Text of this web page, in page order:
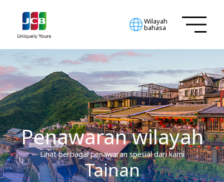
Wilayah
bahasa
Penawaran wilayah
Lihat berbagai penawaran spesial dari kami
Tainan